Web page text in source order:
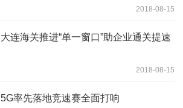
2018-08-15
大连海关推进“单一窗口”助企业通关提速
2018-08-15
5G率先落地竞速赛全面打响